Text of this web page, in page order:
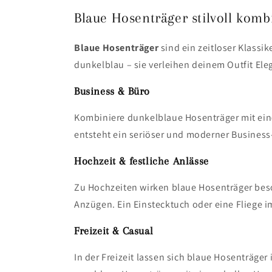
Blaue Hosenträger stilvoll
Blaue Hosenträgersind ein zeitloser
dunkelblau – sie verleihen deinem Outfit
Business & Büro
Kombiniere dunkelblaue Hosenträger mit
entsteht ein seriöser und moderner
Hochzeit & festliche Anlässe
Zu Hochzeiten wirken blaue Hosenträger
Anzügen. Ein Einstecktuch oder eine Fliege
Freizeit & Casual
In der Freizeit lassen sich blaue